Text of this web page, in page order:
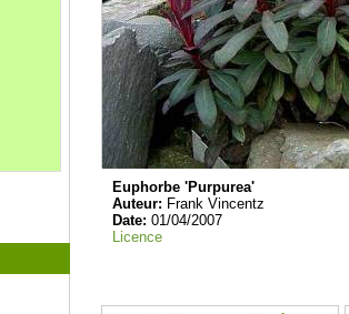
Euphorbe 'Purpurea'
Auteur: Frank Vincentz
Date: 01/04/2007
Licence